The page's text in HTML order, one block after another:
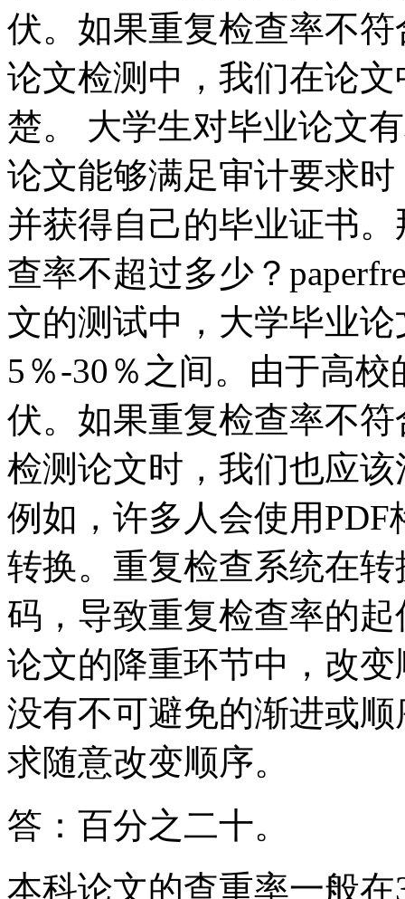
伏。如果重复检查率不
论文检测中，我们在论
楚。 大学生对毕业论文
论文能够满足审计要求
并获得自己的毕业证书
查率不超过多少？
文的测试中，大学毕业
5％-30％之间。由于高
伏。如果重复检查率不
检测论文时，我们也应
例如，许多人会使用
转换。重复检查系统在
码，导致重复检查率的
论文的降重环节中，改
没有不可避免的渐进或
求随意改变顺序。
答：百分之二十。
本科论文的查重率一般